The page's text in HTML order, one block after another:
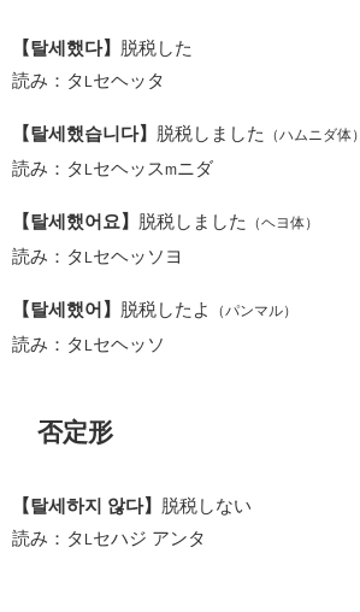
【탈세했다】
脱税した
読み：タ
セヘッタ
【탈세했습니다】 脱税しました （ハムニダ体）
読み：タ セヘッスmニダ
【탈세했어요】 脱税しました （ヘヨ体）
読み：タ セヘッソヨ
【탈세했어】 脱税したよ （パンマル）
読み：タ セヘッソ
否定形
【탈세하지 않다】
脱税しない
読み：タ
セハジ アンタ